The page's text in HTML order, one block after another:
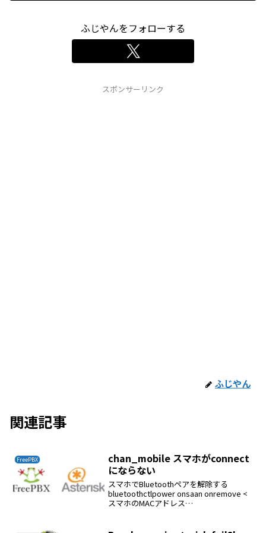
ふじやんをフォローする
スポンサーリンク
ふじやん
関連記事
FreePBX
chan_mobile スマホがconnect
にならない
スマホでBluetoothペアを解除する
bluetoothctlpower onsaan onremove <
スマホのMACアドレス